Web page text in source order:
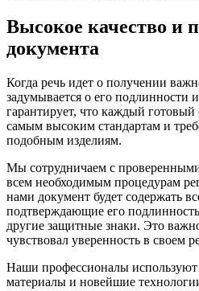
Высокое качество и
документа
Когда речь идет о получении
задумывается о его подлинности
гарантирует, что каждый готовый
самым высоким стандартам и
подобным изделиям.
Мы сотрудничаем с
всем необходимым процедурам
нами документ будет содержать
подтверждающие его
другие защитные знаки. Это
чувствовал уверенность в своем
Наши профессионалы используют
материалы и новейшие